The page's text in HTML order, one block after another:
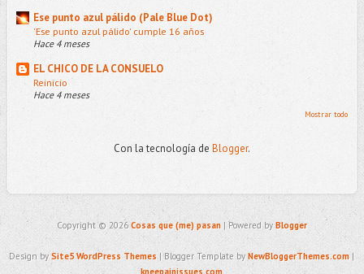
Ese punto azul pálido (Pale Blue Dot)
'Ese punto azul pálido' cumple 16 años
Hace 4 meses
EL CHICO DE LA CONSUELO
Reinicio
Hace 4 meses
Mostrar todo
Con la tecnología de Blogger.
Copyright © 2026Cosas que (me) pasan | Powered by Blogger
Design bySite5 WordPress Themes | Blogger Template byNewBloggerThemes.com |
kneepainissues.com